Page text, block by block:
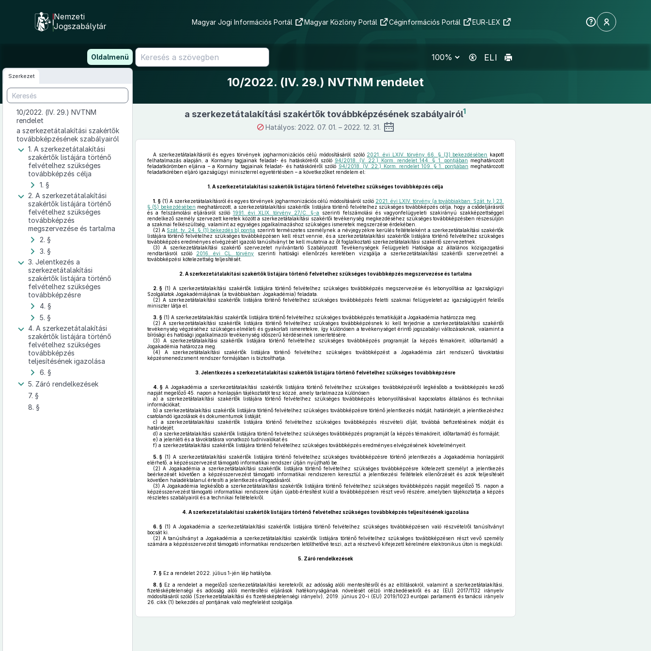
tartalomra
Nemzeti
Jogszabálytár
Magyar Jogi Információs Portál Magyar Közlöny Portál Céginformációs Portál EUR-LEX
Oldalmenü ELI
Szerkezet
10/2022. (IV. 29.) NVTNM
rendelet
a szerkezetátalakítási szakértők
továbbképzésének szabályairól
1. A szerkezetátalakítási
szakértők listájára történő
felvételhez szükséges
továbbképzés célja
1. §
2. A szerkezetátalakítási
szakértők listájára történő
felvételhez szükséges
továbbképzés
megszervezése és tartalma
2. §
3. §
3. Jelentkezés a
szerkezetátalakítási
szakértők listájára történő
felvételhez szükséges
továbbképzésre
4. §
5. §
4. A szerkezetátalakítási
szakértők listájára történő
felvételhez szükséges
továbbképzés
teljesítésének igazolása
6. §
5. Záró rendelkezések
7. §
8. §
10/2022. (IV. 29.) NVTNM rendelet
a szerkezetátalakítási szakértők továbbképzésének szabályairól1
Hatályos: 2022. 07. 01. – 2022. 12. 31.
A szerkezetátalakításról és egyes törvények jogharmonizációs célú módosításáról szóló 2021. évi LXIV. törvény 66. § (3) bekezdésében kapott
felhatalmazás alapján, a Kormány tagjainak feladat- és hatásköréről szóló 94/2018. (V. 22.) Korm. rendelet 144. § 1. pontjában meghatározott
feladatkörömben eljárva – a Kormány tagjainak feladat- és hatásköréről szóló 94/2018. (V. 22.) Korm. rendelet 109. § 1. pontjában meghatározott
feladatkörében eljáró igazságügyi miniszterrel egyetértésben – a következőket rendelem el:
1. A szerkezetátalakítási szakértők listájára történő felvételhez szükséges továbbképzés célja
1. §(1) A szerkezetátalakításról és egyes törvények jogharmonizációs célú módosításáról szóló 2021. évi LXIV. törvény (a továbbiakban: Szát. tv.) 23.
§ (5) bekezdésében meghatározott, a szerkezetátalakítási szakértők listájára történő felvételhez szükséges továbbképzés célja, hogy a csődeljárásról
és a felszámolási eljárásról szóló 1991. évi XLIX. törvény 27/C. §-a
szerinti felszámolási és vagyonfelügyeleti szakirányú szakképzettséggel
rendelkező személy szervezett keretek között a szerkezetátalakítási szakértői tevékenység megkezdéséhez szükséges továbbképzésben részesüljön
a szakmai felkészültség, valamint az egységes jogalkalmazáshoz szükséges ismeretek megszerzése érdekében.
(2) A Szát. tv. 24. § (1) bekezdés b) pontja szerinti természetes személynek a névjegyzékre kerülés feltételeként a szerkezetátalakítási szakértők
listájára történő felvételhez szükséges továbbképzésen kell részt vennie, és a szerkezetátalakítási szakértők listájára történő felvételhez szükséges
továbbképzés eredményes elvégzését igazoló tanúsítványt be kell mutatnia az őt foglalkoztató szerkezetátalakítási szakértő szervezetnek.
(3) A szerkezetátalakítási szakértő szervezetet nyilvántartó Szabályozott Tevékenységek Felügyeleti Hatósága az általános közigazgatási
rendtartásról szóló
2016. évi CL. törvény szerinti hatósági ellenőrzés keretében vizsgálja a szerkezetátalakítási szakértői szervezetnél a
továbbképzési kötelezettség teljesítését.
2. A szerkezetátalakítási szakértők listájára történő felvételhez szükséges továbbképzés megszervezése és tartalma
2. §(1) A szerkezetátalakítási szakértők listájára történő felvételhez szükséges továbbképzés megszervezése és lebonyolítása az Igazságügyi
Szolgálatok Jogakadémiájának (a továbbiakban: Jogakadémia) feladata.
(2) A szerkezetátalakítási szakértők listájára történő felvételhez szükséges továbbképzés feletti szakmai felügyeletet az igazságügyért felelős
miniszter látja el.
3. §(1) A szerkezetátalakítási szakértők listájára történő felvételhez szükséges továbbképzés tematikáját a Jogakadémia határozza meg.
(2) A szerkezetátalakítási szakértők listájára történő felvételhez szükséges továbbképzésnek ki kell terjednie a szerkezetátalakítási szakértői
tevékenység végzéséhez szükséges elméleti és gyakorlati ismeretekre, így különösen a tevékenységet érintő jogszabályi változásoknak, valamint a
bírósági és hatósági jogalkalmazói tevékenység időszerű kérdéseinek ismertetésére.
(3) A szerkezetátalakítási szakértők listájára történő felvételhez szükséges továbbképzés programját (a képzés témaköreit, időtartamát) a
Jogakadémia határozza meg.
(4) A szerkezetátalakítási szakértők listájára történő felvételhez szükséges továbbképzést a Jogakadémia zárt rendszerű távoktatási
képzésmenedzsment rendszer formájában is biztosíthatja.
3. Jelentkezés a szerkezetátalakítási szakértők listájára történő felvételhez szükséges továbbképzésre
4. §A Jogakadémia a szerkezetátalakítási szakértők listájára történő felvételhez szükséges továbbképzésről legkésőbb a továbbképzés kezdő
napját megelőző 45. napon a honlapján tájékoztatót tesz közzé, amely tartalmazza különösen
a) a szerkezetátalakítási szakértők listájára történő felvételhez szükséges továbbképzés lebonyolításával kapcsolatos általános és technikai
információkat;
b) a szerkezetátalakítási szakértők listájára történő felvételhez szükséges továbbképzésre történő jelentkezés módját, határidejét, a jelentkezéshez
csatolandó igazolások és dokumentumok listáját;
c) a szerkezetátalakítási szakértők listájára történő felvételhez szükséges továbbképzés részvételi díját, továbbá befizetésének módját és
határidejét;
d) a szerkezetátalakítási szakértők listájára történő felvételhez szükséges továbbképzés programját (a képzés témaköreit, időtartamát) és formáját;
e) a jelenléti és a távoktatásra vonatkozó tudnivalókat és
f) a szerkezetátalakítási szakértők listájára történő felvételhez szükséges továbbképzés eredményes elvégzésének követelményeit.
5. §(1) A szerkezetátalakítási szakértők listájára történő felvételhez szükséges továbbképzésre történő jelentkezés a Jogakadémia honlapjáról
elérhető, a képzésszervezést támogató informatikai rendszer útján nyújtható be.
(2) A Jogakadémia a szerkezetátalakítási szakértők listájára történő felvételhez szükséges továbbképzésre kötelezett személyt a jelentkezés
beérkezését követően a képzésszervezést támogató informatikai rendszeren keresztül a jelentkezési feltételek ellenőrzését és azok teljesítését
követően haladéktalanul értesíti a jelentkezés elfogadásáról.
(3) A Jogakadémia legkésőbb a szerkezetátalakítási szakértők listájára történő felvételhez szükséges továbbképzés napját megelőző 15. napon a
képzésszervezést támogató informatikai rendszere útján újabb értesítést küld a továbbképzésen részt vevő részére, amelyben tájékoztatja a képzés
részletes szabályairól és a technikai feltételekről.
4. A szerkezetátalakítási szakértők listájára történő felvételhez szükséges továbbképzés teljesítésének igazolása
6. §(1) A Jogakadémia a szerkezetátalakítási szakértők listájára történő felvételhez szükséges továbbképzésen való részvételről tanúsítványt
bocsát ki.
(2) A tanúsítványt a Jogakadémia a szerkezetátalakítási szakértők listájára történő felvételhez szükséges továbbképzésen részt vevő személy
számára a képzésszervezést támogató informatikai rendszerben letölthetővé teszi, azt a résztvevő kifejezett kérelmére elektronikus úton is megküldi.
5. Záró rendelkezések
7. §Ez a rendelet 2022. július 1-jén lép hatályba.
8. §Ez a rendelet a megelőző szerkezetátalakítási keretekről, az adósság alóli mentesítésről és az eltiltásokról, valamint a szerkezetátalakítási,
fizetésképtelenségi és adósság alóli mentesítési eljárások hatékonyságának növelését célzó intézkedésekről és az (EU) 2017/1132 irányelv
módosításáról szóló (Szerkezetátalakítási és fizetésképtelenségi irányelv), 2019. június 20-i (EU) 2019/1023 európai parlamenti és tanácsi irányelv
26. cikk (1) bekezdés a) pontjának való megfelelést szolgálja.